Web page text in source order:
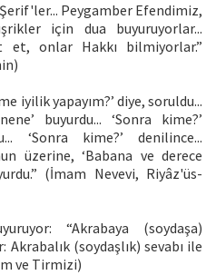
Peygamber Efendimiz,
için dua buyuruyorlar...
et, onlar Hakkı bilmiyorlar.”
iyilik yapayım?’ diye, soruldu...
buyurdu... ‘Sonra kime?’
‘Sonra kime?’ denilince...
üzerine, ‘Babana ve derece
(İmam Nevevi, Riyâz'üs-
“Akrabaya (soydaşa)
Akrabalık (soydaşlık) sevabı ile
ve Tirmizi)